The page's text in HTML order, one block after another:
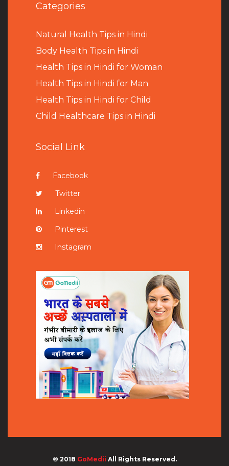
Categories
Natural Health Tips in Hindi
Body Health Tips in Hindi
Health Tips in Hindi for Woman
Health Tips in Hindi for Man
Health Tips in Hindi for Child
Child Healthcare Tips in Hindi
Social Link
Facebook
Twitter
Linkedin
Pinterest
Instagram
© 2018 GoMedii All Rights Reserved.